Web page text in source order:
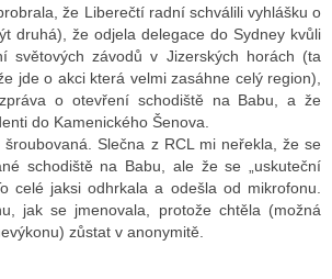
že Liberečtí radní schválili vyhlášku o
druhá), že odjela delegace do Sydney kvůli
světových závodů v Jizerských horách (ta
jde o akci která velmi zasáhne celý region),
o otevření schodiště na Babu, a že
do Kamenického Šenova.
Slečna z RCL mi neřekla, že se
schodiště na Babu, ale že se „uskuteční
celé jaksi odhrkala a odešla od mikrofonu.
jak se jmenovala, protože chtěla (možná
zůstat v anonymitě.